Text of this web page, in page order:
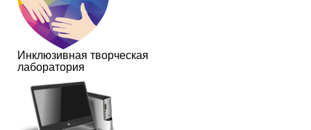
Инклюзивная творческая
лаборатория